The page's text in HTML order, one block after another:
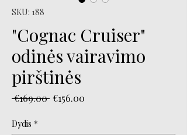
SKU: 188
"Cognac Cruiser"
odinės vairavimo
pirštinės
€169.00 Regular
€156.00
Dydis *